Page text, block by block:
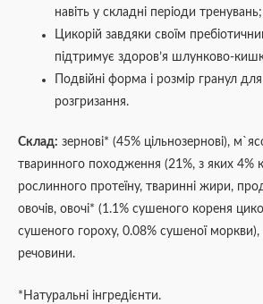
навіть у складні періоди тренувань;
Цикорій завдяки своїм
підтримує здоров’я шлунково-
Подвійні форма і розмір гранул
розгризання.
Склад: зернові* (45% цільнозернові),
тваринного походження (21%, з яких 4%
рослинного протеїну, тваринні жири,
овочів, овочі* (1.1% сушеного кореня
сушеного гороху, 0.08% сушеної моркви),
речовини.
*Натуральні інгредієнти.